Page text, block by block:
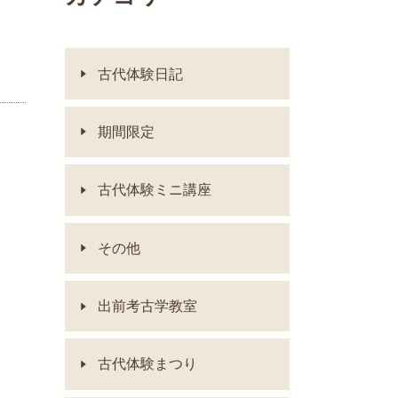
古代体験日記
期間限定
古代体験ミニ講座
その他
出前考古学教室
古代体験まつり